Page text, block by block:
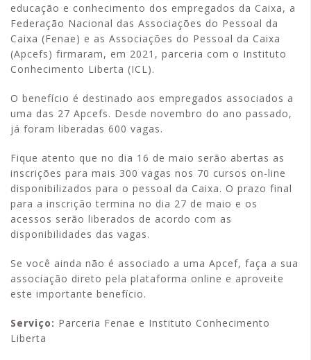
educação e conhecimento dos empregados da Caixa, a
Federação Nacional das Associações do Pessoal da
Caixa (Fenae) e as Associações do Pessoal da Caixa
(Apcefs) firmaram, em 2021, parceria com o Instituto
Conhecimento Liberta (ICL).
O benefício é destinado aos empregados associados a
uma das 27 Apcefs. Desde novembro do ano passado,
já foram liberadas 600 vagas.
Fique atento que no dia 16 de maio serão abertas as
inscrições para mais 300 vagas nos 70 cursos on-line
disponibilizados para o pessoal da Caixa. O prazo final
para a inscrição termina no dia 27 de maio e os
acessos serão liberados de acordo com as
disponibilidades das vagas.
Se você ainda não é associado a uma Apcef, faça a sua
associação direto pela plataforma online e aproveite
este importante benefício.
Serviço: Parceria Fenae e Instituto Conhecimento
Liberta